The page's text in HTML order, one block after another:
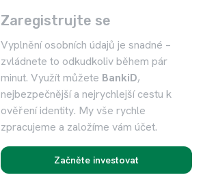
Zaregistrujte se
Vyplnění osobních údajů je snadné –
zvládnete to odkudkoliv během pár
minut. Využít můžete BankiD,
nejbezpečnější a nejrychlejší cestu k
ověření identity. My vše rychle
zpracujeme a založíme vám účet.
Začněte investovat